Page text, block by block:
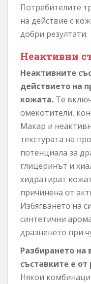
Потребителите
на действие с
добри резултати.
Неактивни
Неактивните
действието на
кожата. Те
омекотители,
Макар и
текстурата на
потенциала за
глицеринът и
хидратират
причинена от
Избягването на
синтетични
дразненето при
Разбирането
съставките е
Някои